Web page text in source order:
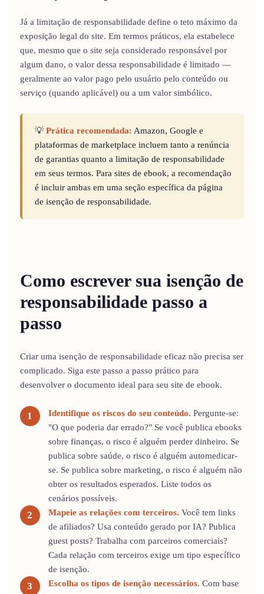
Já a limitação de responsabilidade define o teto máximo da
exposição legal do site. Em termos práticos, ela estabelece
que, mesmo que o site seja considerado responsável por
algum dano, o valor dessa responsabilidade é limitado —
geralmente ao valor pago pelo usuário pelo conteúdo ou
serviço (quando aplicável) ou a um valor simbólico.
💡 Prática recomendada: Amazon, Google e
plataformas de marketplace incluem tanto a renúncia
de garantias quanto a limitação de responsabilidade
em seus termos. Para sites de ebook, a recomendação
é incluir ambas em uma seção específica da página
de isenção de responsabilidade.
Como escrever sua isenção de
responsabilidade passo a
passo
Criar uma isenção de responsabilidade eficaz não precisa ser
complicado. Siga este passo a passo prático para
desenvolver o documento ideal para seu site de ebook.
Identifique os riscos do seu conteúdo. Pergunte-se:
"O que poderia dar errado?" Se você publica ebooks
sobre finanças, o risco é alguém perder dinheiro. Se
publica sobre saúde, o risco é alguém automedicar-
se. Se publica sobre marketing, o risco é alguém não
obter os resultados esperados. Liste todos os
cenários possíveis.
Mapeie as relações com terceiros. Você tem links
de afiliados? Usa conteúdo gerado por IA? Publica
guest posts? Trabalha com parceiros comerciais?
Cada relação com terceiros exige um tipo específico
de isenção.
Escolha os tipos de isenção necessários. Com base